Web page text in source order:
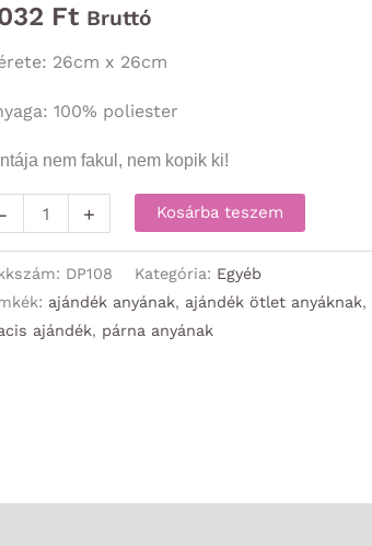
Ft Bruttó
26cm x 26cm
100% poliester
nem fakul, nem kopik ki!
- + Kosárba teszem
DP108 Kategória: Egyéb
ajándék anyának, ajándék ötlet anyáknak,
ajándék, párna anyának